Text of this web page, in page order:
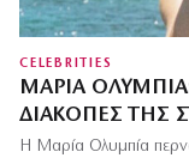
CELEBRITIES
ΜΑΡΊΑ
ΔΙΑΚΟΠΈΣ ΤΗΣ
Η Μαρία Ολυμπία